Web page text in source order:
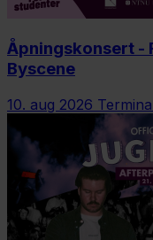
Åpningskonsert -
Byscene
10. aug 2026